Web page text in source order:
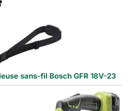
sans-fil Bosch GFR 18V-23